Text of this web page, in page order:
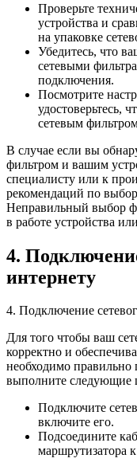
Проверьте
устройства и
на упаковке
Убедитесь, что
сетевыми
подключения.
Посмотрите
удостоверьтесь,
сетевым
В случае если вы
фильтром и вашим
специалисту или к
рекомендаций по
Неправильный выбор
в работе устройства
4.
интернету
4. Подключение
Для того чтобы ваш
корректно и
необходимо правильно
выполните следующие
Подключите
включите его.
Подсоедините
маршрутизатора